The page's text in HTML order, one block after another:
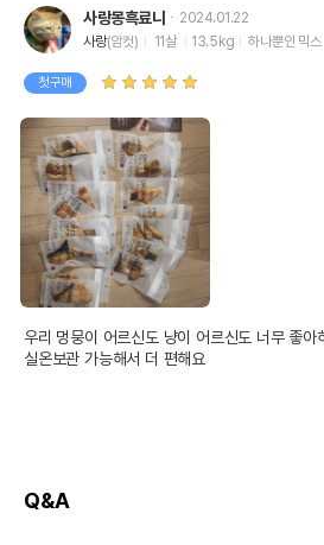
사랑몽흑료니
2024.01.22
사랑(암컷) 11살 13.5kg 하나뿐인 믹스
첫구매
우리 멍뭉이 어르신도 냥이 어르신도 너무 좋아
실온보관 가능해서 더 편해요
Q&A